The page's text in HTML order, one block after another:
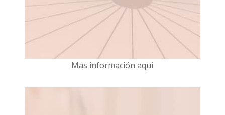
Mas información aqui